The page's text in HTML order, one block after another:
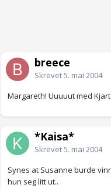
breece
Skrevet5. mai 2004
Margareth! Uuuuut med
*Kaisa*
Skrevet5. mai 2004
Synes at Susanne burde
hun seg litt ut..